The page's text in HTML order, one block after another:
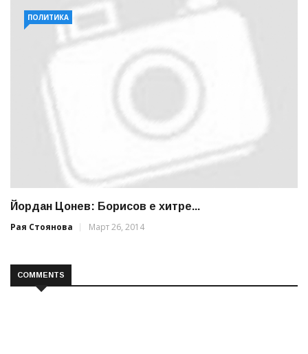
ПОЛИТИКА
Йордан Цонев: Борисов е хитре...
Рая Стоянова
Март 26, 2014
COMMENTS